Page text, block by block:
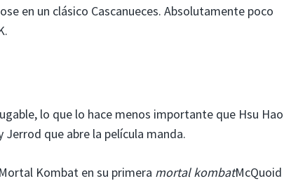
en un clásico Cascanueces. Absolutamente poco
lo que lo hace menos importante que Hsu Hao
Jerrod que abre la película manda.
Kombat en su primera mortal kombatMcQuoid